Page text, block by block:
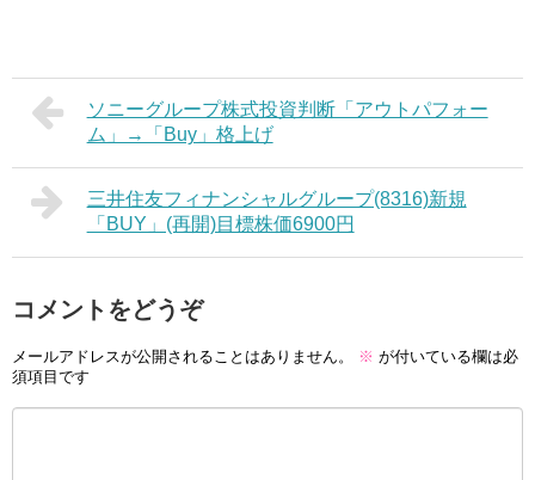
ソニーグループ株式投資判断「アウトパフォー
ム」→「Buy」格上げ
三井住友フィナンシャルグループ(8316)新規
「BUY」(再開)目標株価6900円
コメントをどうぞ
メールアドレスが公開されることはありません。 ※ が付いている欄は必
須項目です